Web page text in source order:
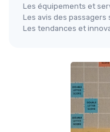
Les équipements et
Les avis des passagers
Les tendances et